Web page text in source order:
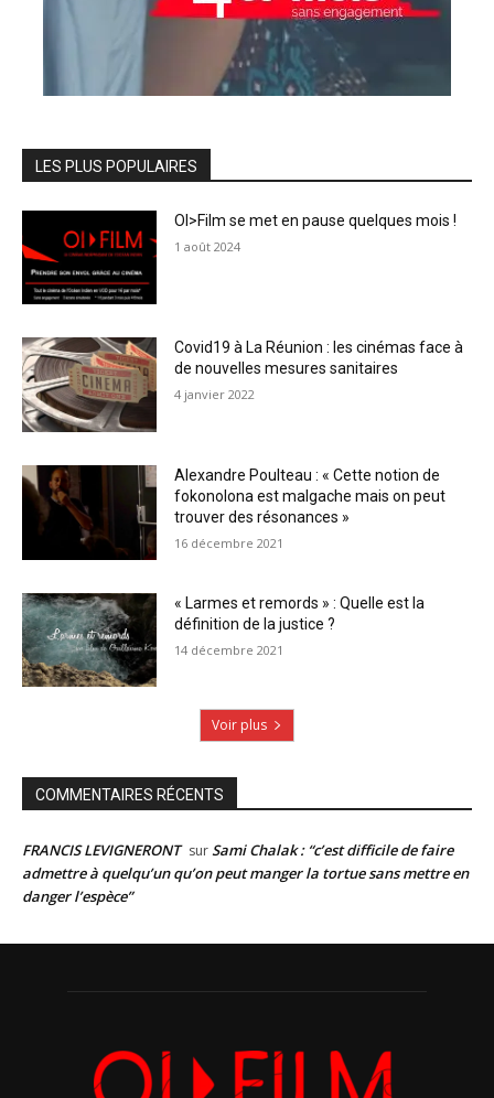
LES PLUS POPULAIRES
OI>Film se met en pause quelques mois !
1 août 2024
Covid19 à La Réunion : les cinémas face à
de nouvelles mesures sanitaires
4 janvier 2022
Alexandre Poulteau : « Cette notion de
fokonolona est malgache mais on peut
trouver des résonances »
16 décembre 2021
« Larmes et remords » : Quelle est la
définition de la justice ?
14 décembre 2021
Voir plus
COMMENTAIRES RÉCENTS
FRANCIS LEVIGNERONT surSami Chalak : “c’est difficile de faire
admettre à quelqu’un qu’on peut manger la tortue sans mettre en
danger l’espèce”